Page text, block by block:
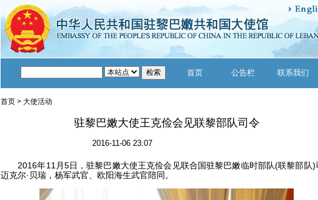
首页 公告栏 联系我们
首页 > 大使活动
驻黎巴嫩大使王克俭会见联黎部队司令
2016-11-06 23:07
2016年11月5日，驻黎巴嫩大使王克俭会见联合国驻黎巴嫩临时部队(联黎部队)
迈克尔·贝瑞，杨军武官、欧阳海生武官陪同。